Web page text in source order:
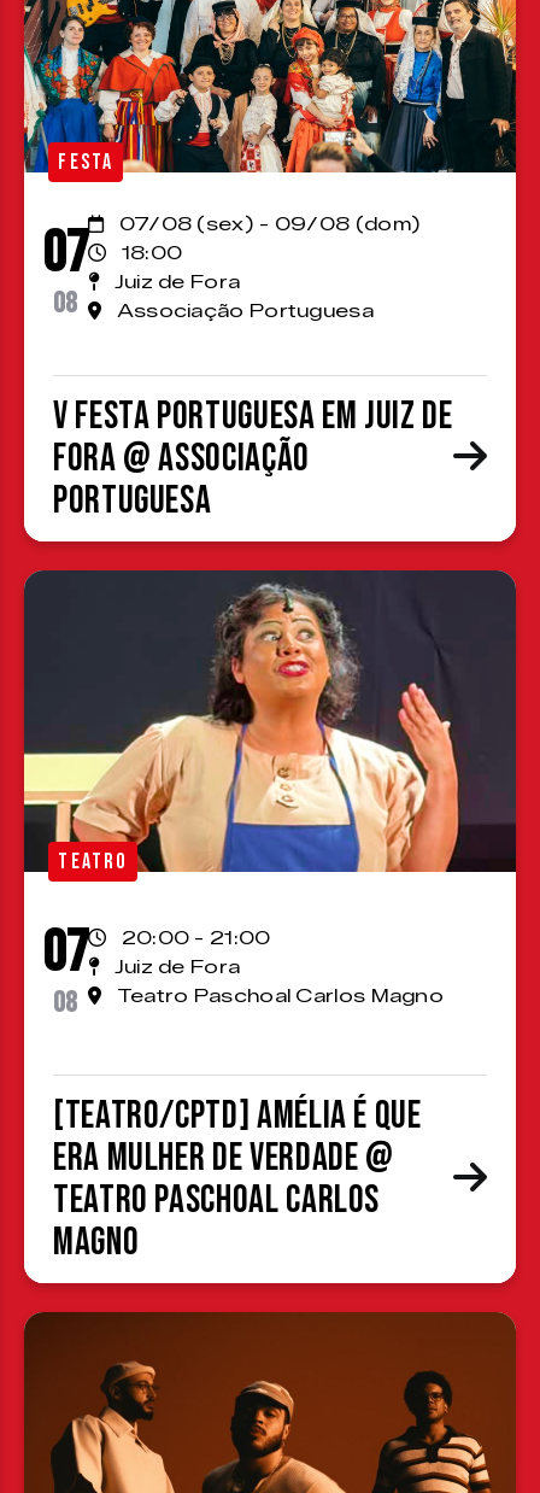
FESTA
07
08
07/08 (sex) - 09/08 (dom)
18:00
Juiz de Fora
Associação Portuguesa
V Festa Portuguesa em Juiz de
Fora @ Associação
Portuguesa
TEATRO
07
08
20:00 - 21:00
Juiz de Fora
Teatro Paschoal Carlos Magno
[TEATRO/CPTD] Amélia é que
era mulher de verdade @
Teatro Paschoal Carlos
Magno